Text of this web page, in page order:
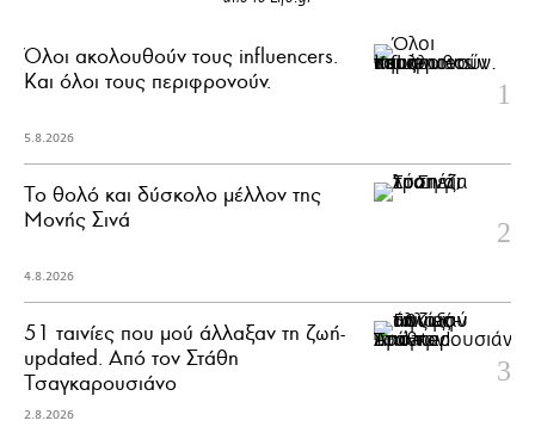
Όλοι ακολουθούν τους influencers.
Και όλοι τους περιφρονούν.
5.8.2026
Το θολό και δύσκολο μέλλον της
Μονής Σινά
4.8.2026
51 ταινίες που μού άλλαξαν τη ζωή-
updated. Aπό τον Στάθη
Τσαγκαρουσιάνο
2.8.2026